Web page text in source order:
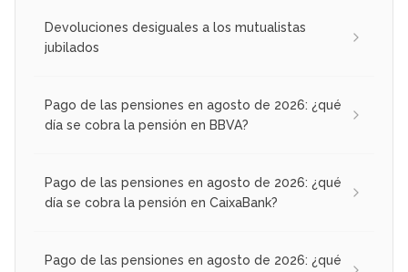
Devoluciones desiguales a los mutualistas
jubilados
Pago de las pensiones en agosto de 2026: ¿qué
día se cobra la pensión en BBVA?
Pago de las pensiones en agosto de 2026: ¿qué
día se cobra la pensión en CaixaBank?
Pago de las pensiones en agosto de 2026: ¿qué